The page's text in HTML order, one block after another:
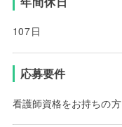
107日
応募要件
看護師資格をお持ちの方